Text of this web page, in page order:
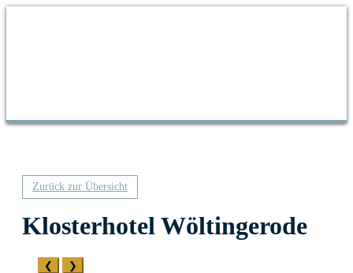
Zurück zur Übersicht
Klosterhotel Wöltingerode
❮ ❯